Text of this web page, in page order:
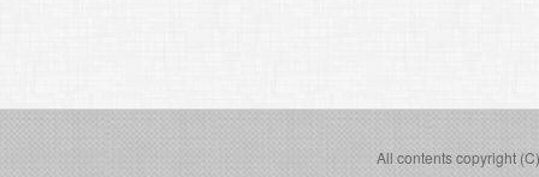
All contents copyright